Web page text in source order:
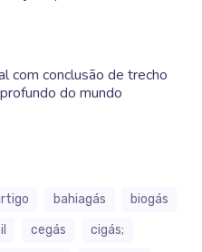
com conclusão de trecho
do mundo
bahiagás
biogás
cegás
cigás;